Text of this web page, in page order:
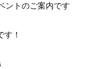
ントのご案内です
！